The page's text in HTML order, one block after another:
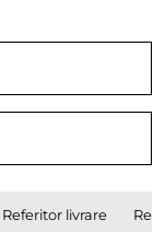
Referitor livrare